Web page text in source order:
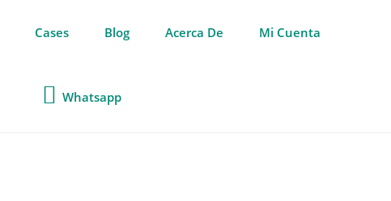
Cases Blog Acerca De Mi Cuenta
Whatsapp